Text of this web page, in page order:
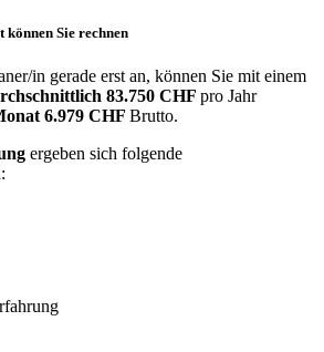
können Sie rechnen
in gerade erst an, können Sie mit einem
83.750 CHF pro Jahr
6.979 CHF Brutto.
ergeben sich folgende